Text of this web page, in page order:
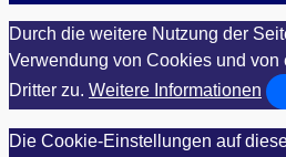
Durch die weitere Nutzung der
Verwendung von Cookies und
Dritter zu. Weitere Informationen
Die Cookie-Einstellungen auf